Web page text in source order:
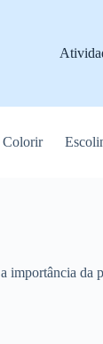
Colorir
importância da